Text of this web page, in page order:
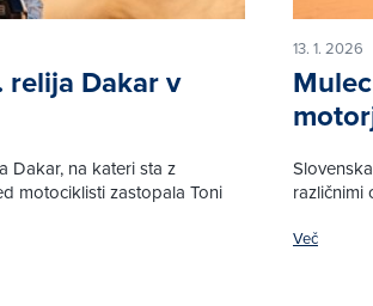
Dakar v
Dakar, na kateri sta z
motociklisti zastopala Toni
13. 1. 2026
različnimi
Več